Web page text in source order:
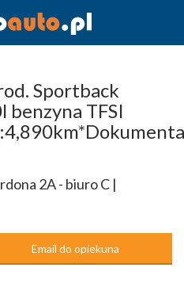
Sportback
benzyna TFSI
2A - biuro C |
Email do opiekuna